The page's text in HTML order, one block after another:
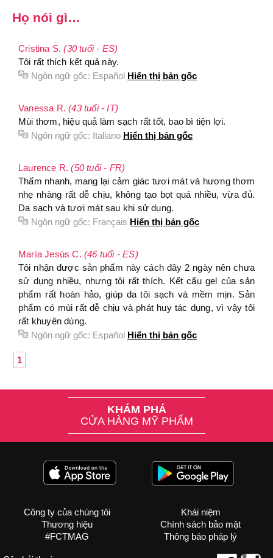
Họ nói gì…
Cristina S.(30 tuổi - ES)
Tôi rất thích kết quả này.
Ngôn ngữ gốc: Español Hiển thị bản gốc
Vanessa R.(43 tuổi - IT)
Mùi thơm, hiệu quả làm sạch rất tốt, bao bì tiện lợi.
Ngôn ngữ gốc: Italiano Hiển thị bản gốc
Laurence R.(50 tuổi - FR)
Thấm nhanh, mang lại cảm giác tươi mát và hương thơm
nhẹ nhàng rất dễ chịu, không tạo bọt quá nhiều, vừa đủ.
Da sạch và tươi mát sau khi sử dụng.
Ngôn ngữ gốc: Français Hiển thị bản gốc
María Jesús C. (46 tuổi - ES)
Tôi nhận được sản phẩm này cách đây 2 ngày nên chưa
sử dụng nhiều, nhưng tôi rất thích. Kết cấu gel của sản
phẩm rất hoàn hảo, giúp da tôi sạch và mềm mịn. Sản
phẩm có mùi rất dễ chịu và phát huy tác dụng, vì vậy tôi
rất khuyên dùng.
Ngôn ngữ gốc: Español Hiển thị bản gốc
1
KHÁM PHÁ
CỬA HÀNG MỸ PHẨM
Công ty của chúng tôi
Thương hiệu
#FCTMAG
Khái niệm
Chính sách bảo mật
Thông báo pháp lý